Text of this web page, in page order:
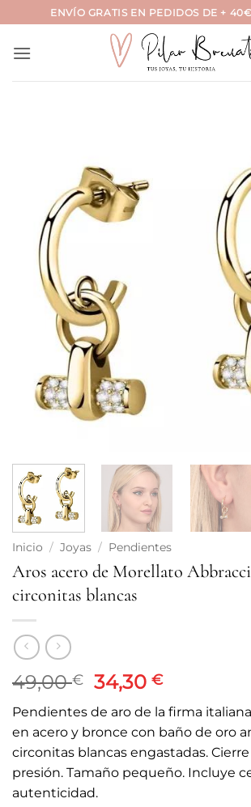
al
contenido
ENVÍO GRATIS EN PEDIDOS DE +
Inicio / Joyas / Pendientes
Aros acero de Morellato
circonitas blancas
49,00€ El
precio
original
era:
49,00 €.
34,30€El
precio
actual
es:
34,30 €.
Pendientes de aro de la firma
en acero y bronce con baño de oro
circonitas blancas engastadas.
presión. Tamaño pequeño. Incluye
autenticidad.